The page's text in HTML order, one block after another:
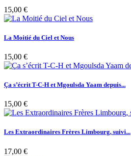
15,00 €
La Moitié du Ciel et Nous
15,00 €
Ça s’écrit T-C-H et Mgoulsda Yaam depuis...
15,00 €
Les Extraordinaires Frères Limbourg, suivi...
17,00 €